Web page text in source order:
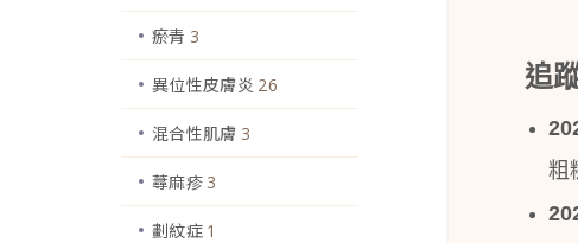
瘀青 3
異位性皮膚炎 26
混合性肌膚 3
蕁麻疹 3
劃紋症 1
追
粗